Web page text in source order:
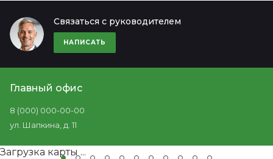
Связаться с руководителем
НАПИСАТЬ
Главный офис
8 (000) 000-00-00
ул. Шапкина, д. 11
Загрузка карты ...